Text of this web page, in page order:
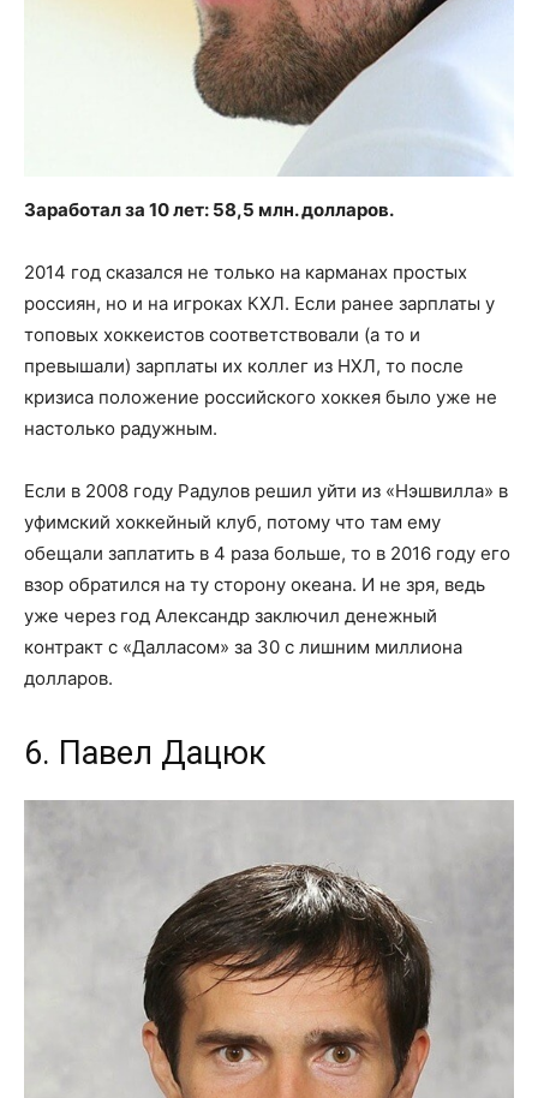
Заработал за 10 лет: 58,5 млн. долларов.
2014 год сказался не только на карманах простых
россиян, но и на игроках КХЛ. Если ранее зарплаты у
топовых хоккеистов соответствовали (а то и
превышали) зарплаты их коллег из НХЛ, то после
кризиса положение российского хоккея было уже не
настолько радужным.
Если в 2008 году Радулов решил уйти из «Нэшвилла» в
уфимский хоккейный клуб, потому что там ему
обещали заплатить в 4 раза больше, то в 2016 году его
взор обратился на ту сторону океана. И не зря, ведь
уже через год Александр заключил денежный
контракт с «Далласом» за 30 с лишним миллиона
долларов.
6. Павел Дацюк